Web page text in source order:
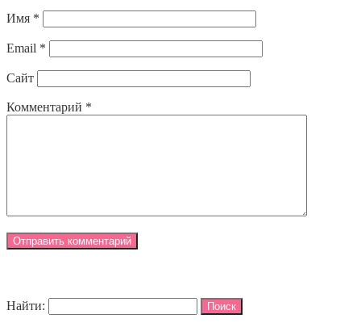
Имя *
Email *
Сайт
Комментарий *
Найти: